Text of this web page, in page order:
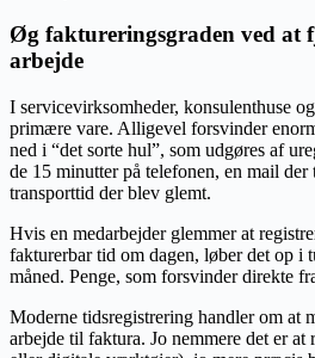
Øg faktureringsgraden ved at
arbejde
I servicevirksomheder, konsulenthuse
primære vare. Alligevel forsvinder
ned i “det sorte hul”, som udgøres af
de 15 minutter på telefonen, en mail
transporttid der blev glemt.
Hvis en medarbejder glemmer at
fakturerbar tid om dagen, løber det op i
måned. Penge, som forsvinder direkte
Moderne tidsregistrering handler om at
arbejde til faktura. Jo nemmere det er